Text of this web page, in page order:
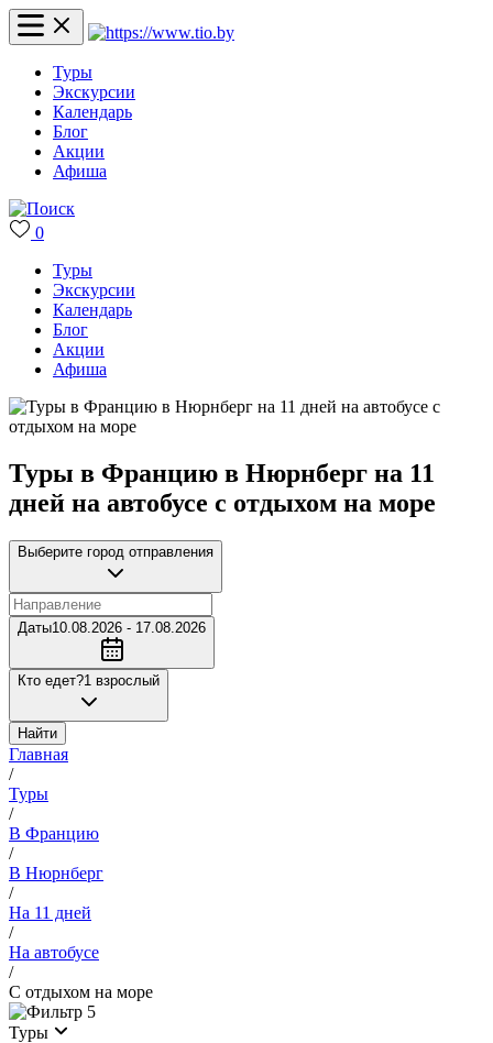
Туры
Экскурсии
Календарь
Блог
Акции
Афиша
0
Туры
Экскурсии
Календарь
Блог
Акции
Афиша
Туры в Францию в Нюрнберг на 11
дней на автобусе с отдыхом на море
Выберите город отправления
Даты10.08.2026 - 17.08.2026
Кто едет?1 взрослый
Найти
Главная
/
Туры
/
В Францию
/
В Нюрнберг
/
На 11 дней
/
На автобусе
/
С отдыхом на море
5
Туры